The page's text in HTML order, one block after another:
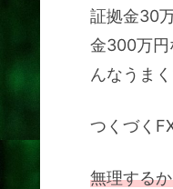
証拠金30
金300万円
んなうま
つくづく
無理する